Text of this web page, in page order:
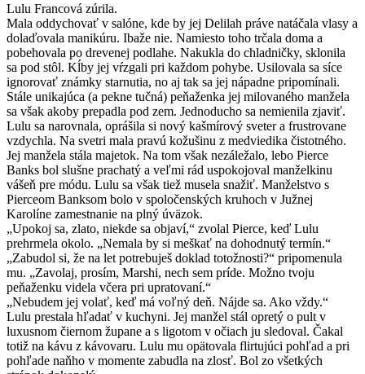
Lulu Francová zúrila.
Mala oddychovať v salóne, kde by jej Delilah práve natáčala vlasy a
dolaďovala manikúru. Ibaže nie. Namiesto toho trčala doma a
pobehovala po drevenej podlahe. Nakukla do chladničky, sklonila
sa pod stôl. Kĺby jej vŕzgali pri každom pohybe. Usilovala sa síce
ignorovať známky starnutia, no aj tak sa jej nápadne pripomínali.
Stále unikajúca (a pekne tučná) peňaženka jej milovaného manžela
sa však akoby prepadla pod zem. Jednoducho sa nemienila zjaviť.
Lulu sa narovnala, oprášila si nový kašmírový sveter a frustrovane
vzdychla. Na svetri mala pravú kožušinu z medviedika čistotného.
Jej manžela stála majetok. Na tom však nezáležalo, lebo Pierce
Banks bol slušne prachatý a veľmi rád uspokojoval manželkinu
vášeň pre módu. Lulu sa však tiež musela snažiť. Manželstvo s
Pierceom Banksom bolo v spoločenských kruhoch v Južnej
Karolíne zamestnanie na plný úväzok.
„Upokoj sa, zlato, niekde sa objaví,“ zvolal Pierce, keď Lulu
prehrmela okolo. „Nemala by si meškať na dohodnutý termín.“
„Zabudol si, že na let potrebuješ doklad totožnosti?“ pripomenula
mu. „Zavolaj, prosím, Marshi, nech sem príde. Možno tvoju
peňaženku videla včera pri upratovaní.“
„Nebudem jej volať, keď má voľný deň. Nájde sa. Ako vždy.“
Lulu prestala hľadať v kuchyni. Jej manžel stál opretý o pult v
luxusnom čiernom župane a s ligotom v očiach ju sledoval. Čakal
totiž na kávu z kávovaru. Lulu mu opätovala flirtujúci pohľad a pri
pohľade naňho v momente zabudla na zlosť. Bol zo všetkých